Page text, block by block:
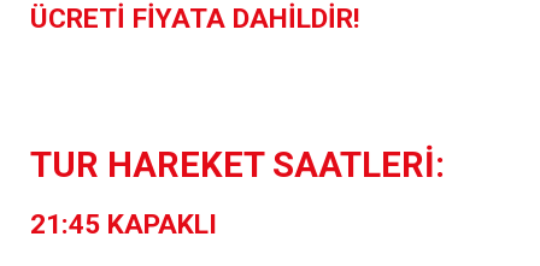
ÜCRETİ FİYATA DAHİLDİR!
TUR HAREKET SAATLERİ:
21:45 KAPAKLI